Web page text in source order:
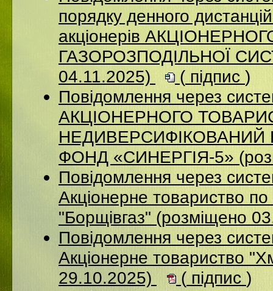
порядку денного
акціонерів
ГАЗОРОЗПОДІЛЬНОЇ
04.11.2025)
( підпис )
Повідомлення через
АКЦІОНЕРНОГО
НЕДИВЕРСИФІКОВАНИЙ
ФОНД «СИНЕРГІЯ-5»
Повідомлення через
Акцiонерне товариство по
"Борщiвгаз" (розміщено
Повідомлення через
Акціонерне товариство
29.10.2025)
( підпис )